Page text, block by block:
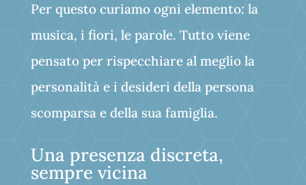
Per questo curiamo ogni elemento: la
musica, i fiori, le parole. Tutto viene
pensato per rispecchiare al meglio la
personalità e i desideri della persona
scomparsa e della sua famiglia.
Una presenza discreta,
sempre vicina